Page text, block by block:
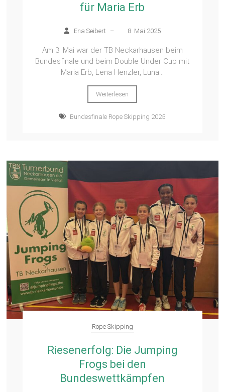
für Maria Erb
Ena Seibert – 8. Mai 2025
Am 3. Mai war der TB Neckarhausen beim
Bundesfinale und beim Double Under Cup mit
Maria Erb, Lena Henzler, Luna...
Weiterlesen
Bundesfinale Rope Skipping 2025
Rope Skipping
Riesenerfolg: Die Jumping
Frogs bei den
Bundeswettkämpfen